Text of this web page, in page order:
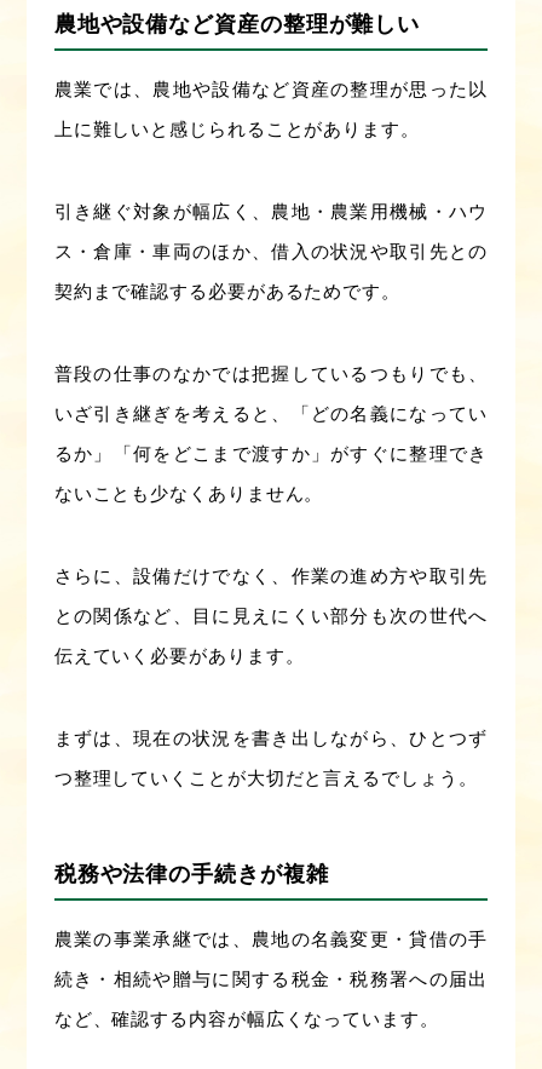
農地や設備など資産の整理が難しい
農業では、農地や設備など資産の整理が思った以
上に難しいと感じられることがあります。
引き継ぐ対象が幅広く、農地・農業用機械・ハウ
ス・倉庫・車両のほか、借入の状況や取引先との
契約まで確認する必要があるためです。
普段の仕事のなかでは把握しているつもりでも、
いざ引き継ぎを考えると、「どの名義になってい
るか」「何をどこまで渡すか」がすぐに整理でき
ないことも少なくありません。
さらに、設備だけでなく、作業の進め方や取引先
との関係など、目に見えにくい部分も次の世代へ
伝えていく必要があります。
まずは、現在の状況を書き出しながら、ひとつず
つ整理していくことが大切だと言えるでしょう。
税務や法律の手続きが複雑
農業の事業承継では、農地の名義変更・貸借の手
続き・相続や贈与に関する税金・税務署への届出
など、確認する内容が幅広くなっています。